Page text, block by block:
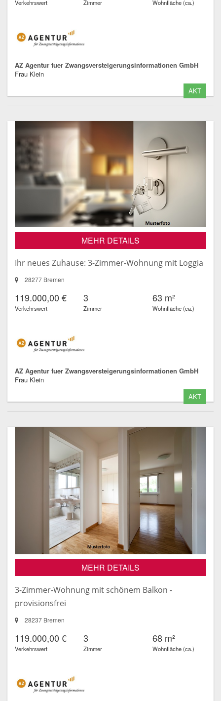
Verkehrswert Zimmer Wohnfläche (ca.)
AZ Agentur fuer Zwangsversteigerungsinformationen GmbH
Frau Klein
AKT
MEHR DETAILS
Ihr neues Zuhause: 3-Zimmer-Wohnung mit Loggia
28277 Bremen
119.000,00 €
Verkehrswert
3
Zimmer
63 m²
Wohnfläche (ca.)
AZ Agentur fuer Zwangsversteigerungsinformationen GmbH
Frau Klein
AKT
MEHR DETAILS
3-Zimmer-Wohnung mit schönem Balkon -
provisionsfrei
28237 Bremen
119.000,00 €
Verkehrswert
3
Zimmer
68 m²
Wohnfläche (ca.)